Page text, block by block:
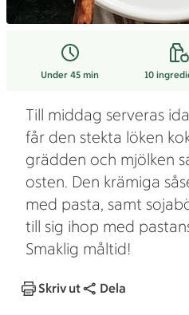
Under 45 min 10
Till middag serveras
får den stekta löken
grädden och mjölken
osten. Den krämiga
med pasta, samt
till sig ihop med
Smaklig måltid!
Skriv ut Dela